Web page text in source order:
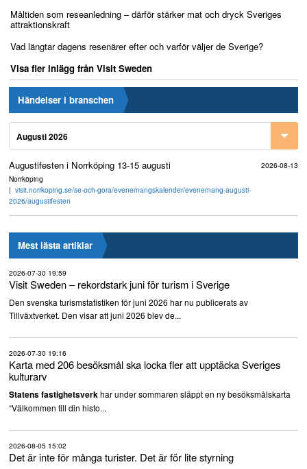
Måltiden som reseanledning – därför stärker mat och dryck Sveriges
attraktionskraft
Vad längtar dagens resenärer efter och varför väljer de Sverige?
Visa fler inlägg från Visit Sweden
Händelser i branschen
Augusti 2026
Augustifesten i Norrköping 13-15 augusti
2026-08-13
Norrköping
visit.norrkoping.se/se-och-gora/evenemangskalender/evenemang-augusti-
2026/augustifesten
Mest lästa artiklar
2026-07-30 19:59
Visit Sweden – rekordstark juni för turism i Sverige
Den svenska turismstatistiken för juni 2026 har nu publicerats av
Tillväxtverket. Den visar att juni 2026 blev de...
2026-07-30 19:16
Karta med 206 besöksmål ska locka fler att upptäcka Sveriges
kulturarv
Statens fastighetsverkhar under sommaren släppt en ny besöksmålskarta
“Välkommen till din histo...
2026-08-05 15:02
Det är inte för många turister. Det är för lite styrning